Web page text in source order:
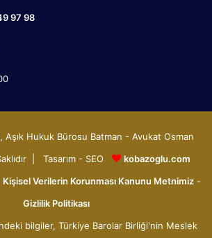
97 98
Aşık Hukuk Bürosu Batman - Avukat Osman
| Tasarım - SEO
kobazoglu.com
Kişisel Verilerin Korunması Kanunu Metnimiz-
Gizlilik Politikası
bilgiler, Türkiye Barolar Birliği'nin Meslek